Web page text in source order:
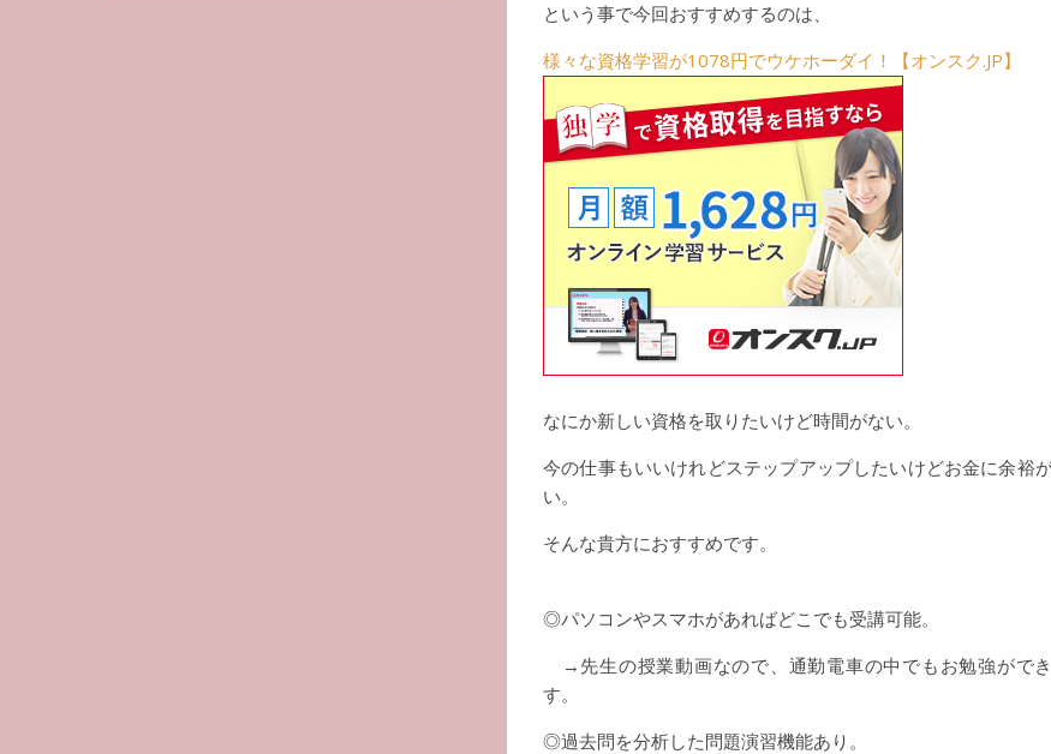
という事で今回おすすめするのは、
様々な資格学習が1078円でウケホーダイ！【オンスク.JP】
なにか新しい資格を取りたいけど時間がない。
今の仕事もいいけれどステップアップしたいけどお金に余裕
い。
そんな貴方におすすめです。
◎パソコンやスマホがあればどこでも受講可能。
→先生の授業動画なので、通勤電車の中でもお勉強がで
す。
◎過去問を分析した問題演習機能あり。